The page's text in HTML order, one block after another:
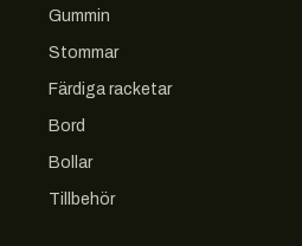
Gummin
Stommar
Färdiga racketar
Bord
Bollar
Tillbehör